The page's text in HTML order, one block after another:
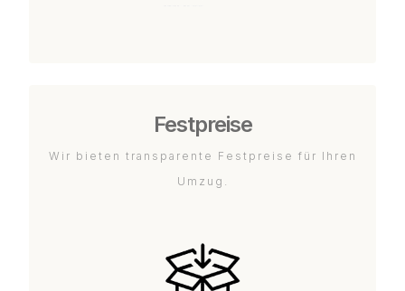
Festpreise
Wir bieten transparente Festpreise für Ihren
Umzug.